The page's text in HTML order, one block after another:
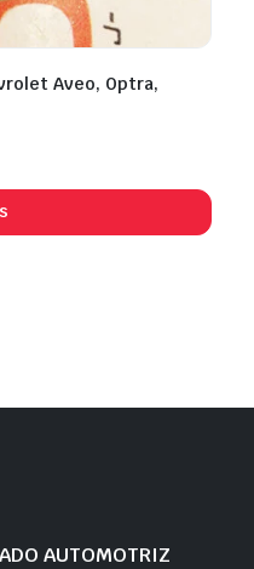
Aveo, Optra,
AUTOMOTRIZ